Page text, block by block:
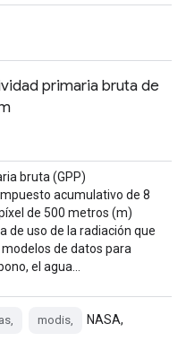
primaria bruta de
bruta (GPP)
acumulativo de 8
de 500 metros (m)
de uso de la radiación que
de datos para
el agua…
modis,
NASA,